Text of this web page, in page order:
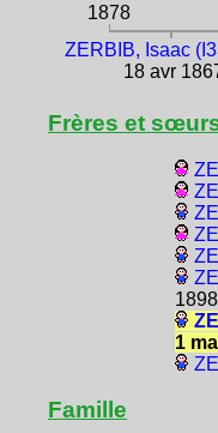
1878
ZERBIB, Isaac
18 avr
Frères et
1
Famille